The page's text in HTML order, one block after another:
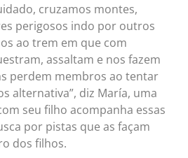
cruzamos montes,
perigosos indo por outros
ao trem em que com
assaltam e nos fazem
perdem membros ao tentar
alternativa”, diz María, uma
seu filho acompanha essas
por pistas que as façam
dos filhos.